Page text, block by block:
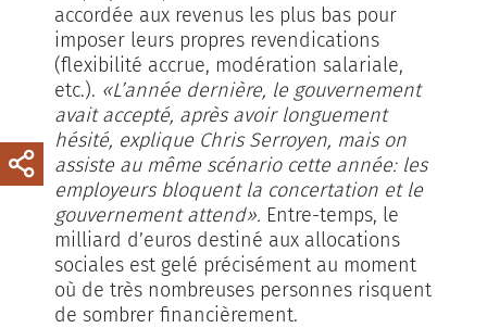
accordée aux revenus les plus bas pour
imposer leurs propres revendications
(flexibilité accrue, modération salariale,
etc.). «L’année dernière, le gouvernement
avait accepté, après avoir longuement
hésité, explique Chris Serroyen, mais on
assiste au même scénario cette année: les
employeurs bloquent la concertation et le
gouvernement attend». Entre-temps, le
milliard d’euros destiné aux allocations
sociales est gelé précisément au moment
où de très nombreuses personnes risquent
de sombrer financièrement.